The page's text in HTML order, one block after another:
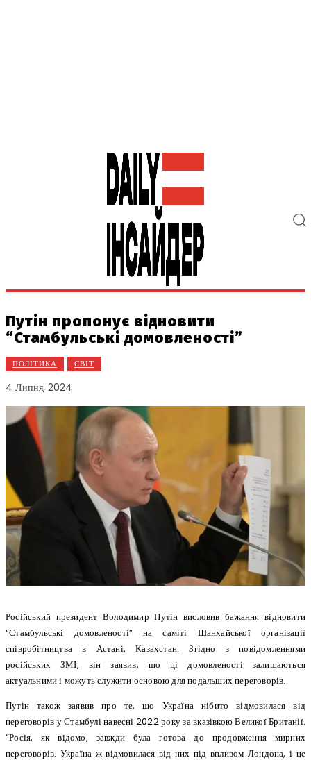
Путін пропонує відновити
“Стамбульські домовленості”
ПОЛІТИКА СВІТ
4 Липня, 2024
Російський президент Володимир Путін висловив бажання відновити
“Стамбульські домовленості” на саміті Шанхайської організації
співробітництва в Астані, Казахстан. Згідно з повідомленнями
російських ЗМІ, він заявив, що ці домовленості залишаються
актуальними і можуть служити основою для подальших переговорів.
Путін також заявив про те, що Україна нібито відмовилася від
переговорів у Стамбулі навесні 2022 року за вказівкою Великої Британії.
“Росія, як відомо, завжди була готова до продовження мирних
переговорів. Україна ж відмовилася від них під впливом Лондона, і це